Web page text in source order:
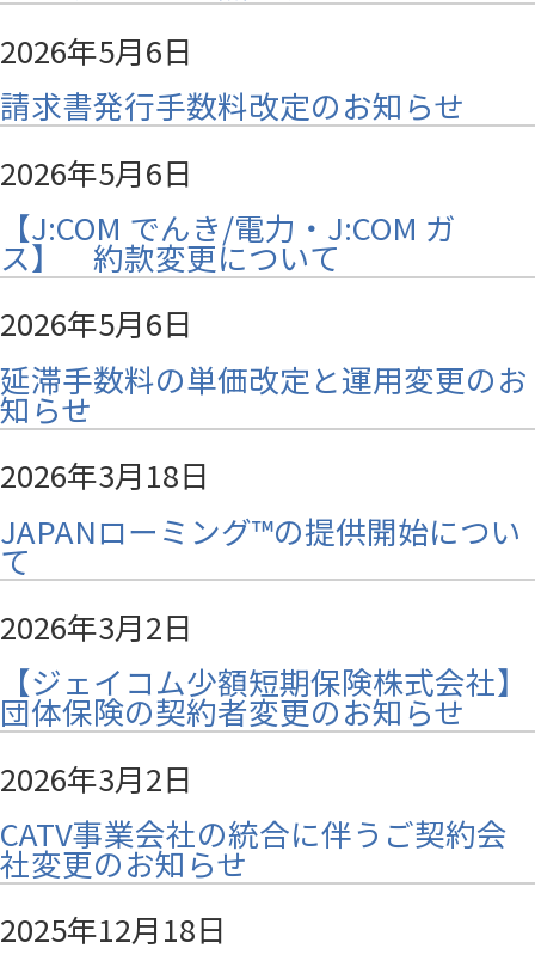
2026年5月6日
請求書発行手数料改定のお知らせ
2026年5月6日
【J:COM でんき/電力・J:COM ガ
ス】 約款変更について
2026年5月6日
延滞手数料の単価改定と運用変更のお
知らせ
2026年3月18日
JAPANローミング™の提供開始につい
て
2026年3月2日
【ジェイコム少額短期保険株式会社】
団体保険の契約者変更のお知らせ
2026年3月2日
CATV事業会社の統合に伴うご契約会
社変更のお知らせ
2025年12月18日